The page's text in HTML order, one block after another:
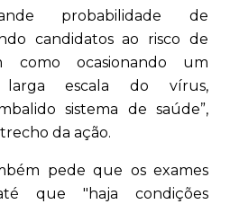
probabilidade de
candidatos ao risco de
como ocasionando um
larga escala do vírus,
sistema de saúde”,
da ação.
pede que os exames
que "haja condições